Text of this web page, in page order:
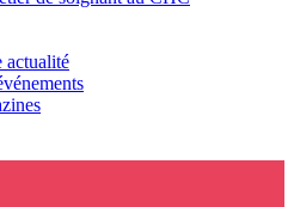
actualité